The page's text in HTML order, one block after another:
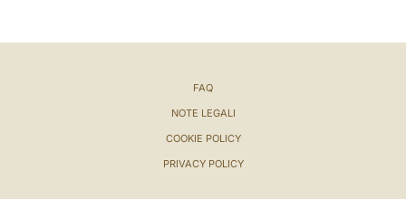
FAQ
NOTE LEGALI
COOKIE POLICY
PRIVACY POLICY